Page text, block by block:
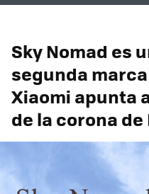
Sky Nomad es
segunda
Xiaomi apunta
de la corona de